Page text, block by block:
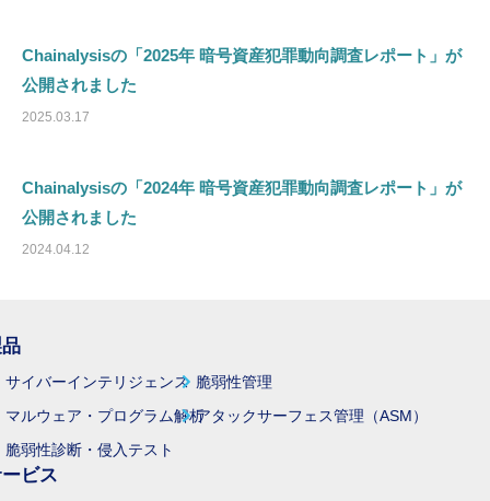
Chainalysisの「2025年 暗号資産犯罪動向調査レポート」が
公開されました
2025.03.17
Chainalysisの「2024年 暗号資産犯罪動向調査レポート」が
公開されました
2024.04.12
サイバーインテリジェンス
マルウェア・プログラム解析
脆弱性診断・侵入テスト
脆弱性管理
アタックサーフェス管理（ASM）
ビス